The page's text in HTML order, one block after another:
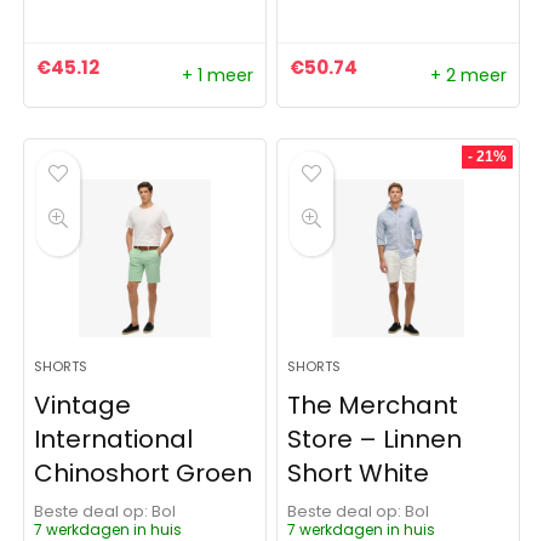
€45.12 + 1 meer €50.74 + 2 meer
SHORTS
Vintage
International
Chinoshort Groen
Beste deal op:
Bol
7 werkdagen in huis
- 21%
SHORTS
The Merchant
Store – Linnen
Short White
Beste deal op:
Bol
7 werkdagen in huis